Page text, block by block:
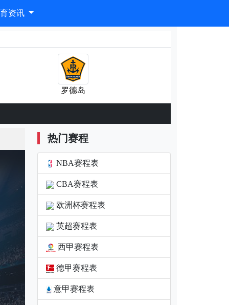
资讯
罗德岛
热门赛程
NBA赛程表
CBA赛程表
欧洲杯赛程表
英超赛程表
西甲赛程表
德甲赛程表
意甲赛程表